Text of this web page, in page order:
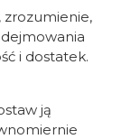
zrozumienie,
i dostatek.
ją